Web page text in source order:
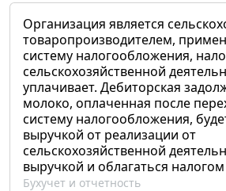
Организация является
товаропроизводителем,
систему налогообложения,
сельскохозяйственной
уплачивает. Дебиторская
молоко, оплаченная после
систему налогообложения,
выручкой от реализации от
сельскохозяйственной
выручкой и облагаться
Бухучет и отчетность